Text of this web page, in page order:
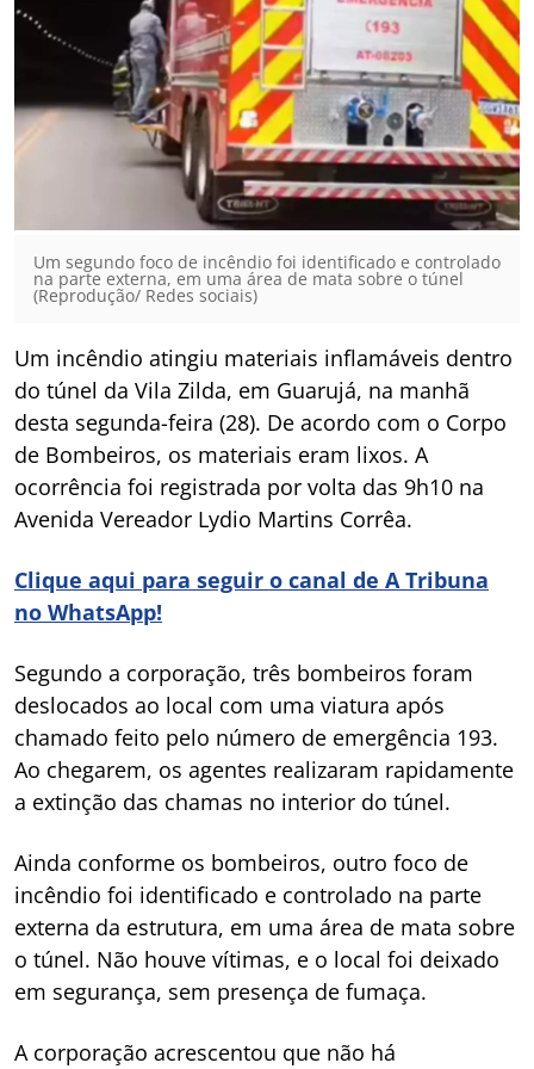
Um segundo foco de incêndio foi identificado e controlado
na parte externa, em uma área de mata sobre o túnel
(Reprodução/ Redes sociais)
Um incêndio atingiu materiais inflamáveis dentro
do túnel da Vila Zilda, em Guarujá, na manhã
desta segunda-feira (28). De acordo com o Corpo
de Bombeiros, os materiais eram lixos. A
ocorrência foi registrada por volta das 9h10 na
Avenida Vereador Lydio Martins Corrêa.
Clique aqui para seguir o canal de A Tribuna
no WhatsApp!
Segundo a corporação, três bombeiros foram
deslocados ao local com uma viatura após
chamado feito pelo número de emergência 193.
Ao chegarem, os agentes realizaram rapidamente
a extinção das chamas no interior do túnel.
Ainda conforme os bombeiros, outro foco de
incêndio foi identificado e controlado na parte
externa da estrutura, em uma área de mata sobre
o túnel. Não houve vítimas, e o local foi deixado
em segurança, sem presença de fumaça.
A corporação acrescentou que não há